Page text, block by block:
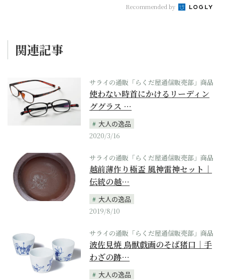
Recommended by
関連記事
サライの通販「らくだ屋通信販売部」商品
使わない時首にかけるリーディン
ググラス …
大人の逸品
2020/3/16
サライの通販「らくだ屋通信販売部」商品
越前薄作り極盃 風神雷神セット｜
伝統の越…
大人の逸品
2019/8/10
サライの通販「らくだ屋通信販売部」商品
波佐見焼 鳥獣戯画のそば猪口｜手
わざの跡…
大人の逸品